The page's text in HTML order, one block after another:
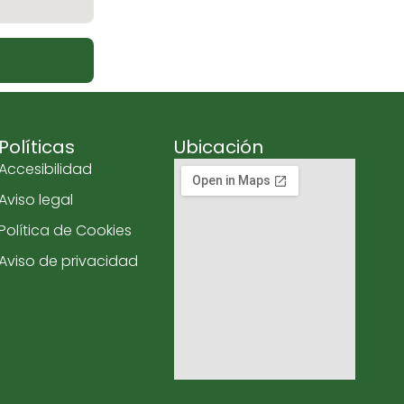
Políticas
legal
de Cookies
de privacidad
Ubicación